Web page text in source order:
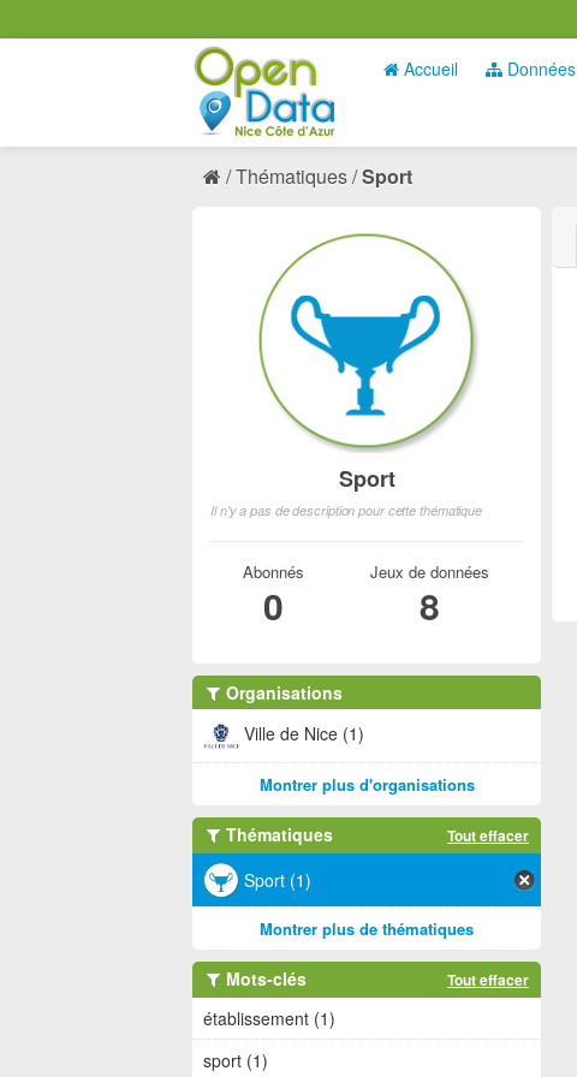
Accueil Données
Thématiques Sport
Sport
Il n'y a pas de description pour cette thématique
Abonnés
0
Jeux de données
8
Organisations
Ville de Nice (1)
Montrer plus d'organisations
Thématiques Tout effacer
Sport (1)
Montrer plus de thématiques
Mots-clés Tout effacer
établissement (1)
sport (1)